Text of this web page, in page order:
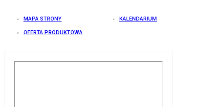
MAPA STRONY KALENDARIUM
OFERTA PRODUKTOWA